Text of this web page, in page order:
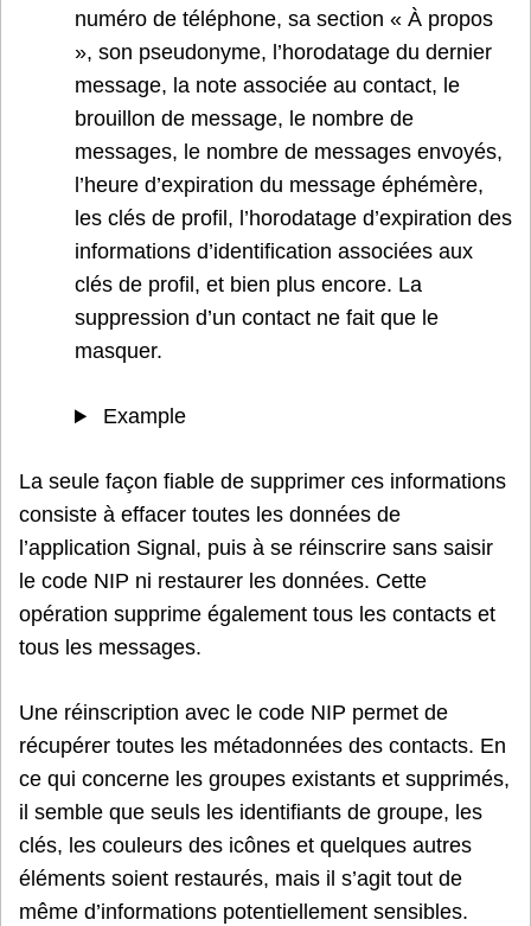
numéro de téléphone, sa section « À propos
», son pseudonyme, l’horodatage du dernier
message, la note associée au contact, le
brouillon de message, le nombre de
messages, le nombre de messages envoyés,
l’heure d’expiration du message éphémère,
les clés de profil, l’horodatage d’expiration des
informations d’identification associées aux
clés de profil, et bien plus encore. La
suppression d’un contact ne fait que le
masquer.
Example
La seule façon fiable de supprimer ces informations
consiste à effacer toutes les données de
l’application Signal, puis à se réinscrire sans saisir
le code NIP ni restaurer les données. Cette
opération supprime également tous les contacts et
tous les messages.
Une réinscription avec le code NIP permet de
récupérer toutes les métadonnées des contacts. En
ce qui concerne les groupes existants et supprimés,
il semble que seuls les identifiants de groupe, les
clés, les couleurs des icônes et quelques autres
éléments soient restaurés, mais il s’agit tout de
même d’informations potentiellement sensibles.